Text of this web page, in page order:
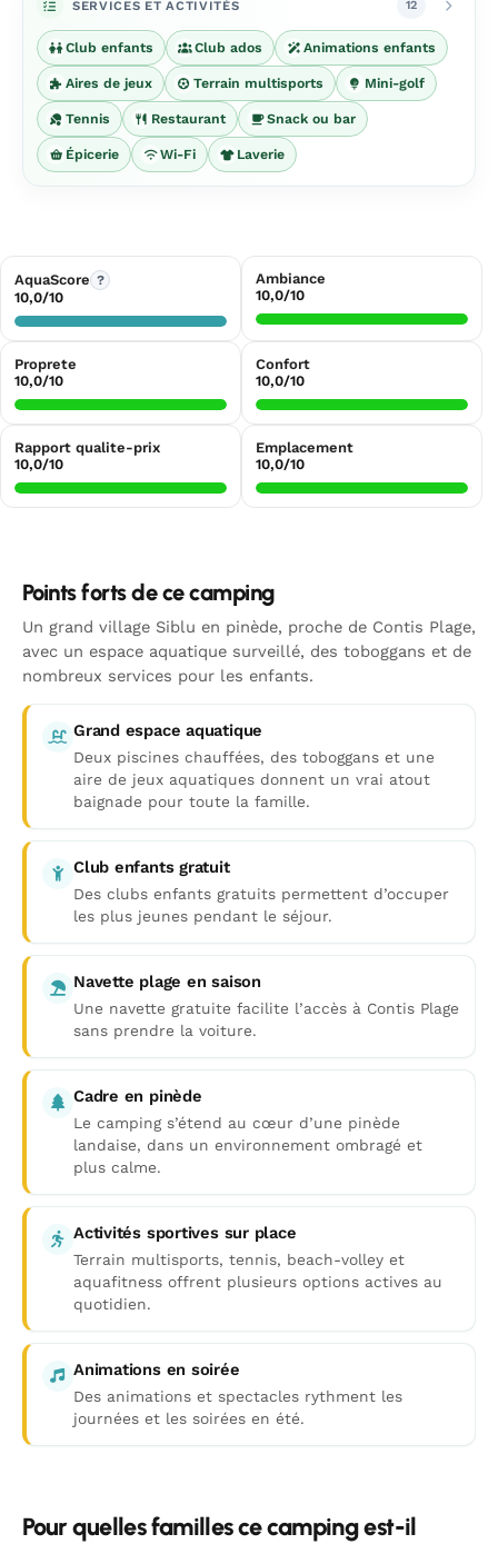
SERVICES ET ACTIVITÉS 12
Club enfants Club ados Animations enfants
Aires de jeux Terrain multisports Mini-golf
Tennis Restaurant Snack ou bar
Épicerie Wi-Fi Laverie
AquaScore ?
10,0/10
Ambiance
10,0/10
Proprete
10,0/10
Confort
10,0/10
Rapport qualite-prix
10,0/10
Emplacement
10,0/10
Points forts de ce camping
Un grand village Siblu en pinède, proche de Contis Plage,
avec un espace aquatique surveillé, des toboggans et de
nombreux services pour les enfants.
Grand espace aquatique
Deux piscines chauffées, des toboggans et une
aire de jeux aquatiques donnent un vrai atout
baignade pour toute la famille.
Club enfants gratuit
Des clubs enfants gratuits permettent d’occuper
les plus jeunes pendant le séjour.
Navette plage en saison
Une navette gratuite facilite l’accès à Contis Plage
sans prendre la voiture.
Cadre en pinède
Le camping s’étend au cœur d’une pinède
landaise, dans un environnement ombragé et
plus calme.
Activités sportives sur place
Terrain multisports, tennis, beach-volley et
aquafitness offrent plusieurs options actives au
quotidien.
Animations en soirée
Des animations et spectacles rythment les
journées et les soirées en été.
Pour quelles familles ce camping est-il